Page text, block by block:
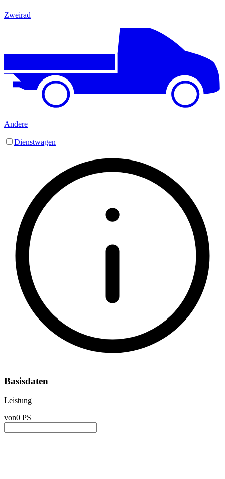
Zweirad
Andere
Dienstwagen
Basisdaten
Leistung
von0 PS